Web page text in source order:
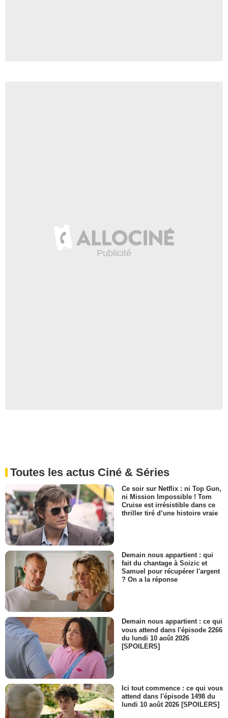
Toutes les actus Ciné & Séries
Ce soir sur Netflix : ni Top Gun,
ni Mission Impossible ! Tom
Cruise est irrésistible dans ce
thriller tiré d’une histoire vraie
Demain nous appartient : qui
fait du chantage à Soizic et
Samuel pour récupérer l'argent
? On a la réponse
Demain nous appartient : ce qui
vous attend dans l'épisode 2266
du lundi 10 août 2026
[SPOILERS]
Ici tout commence : ce qui vous
attend dans l'épisode 1498 du
lundi 10 août 2026 [SPOILERS]